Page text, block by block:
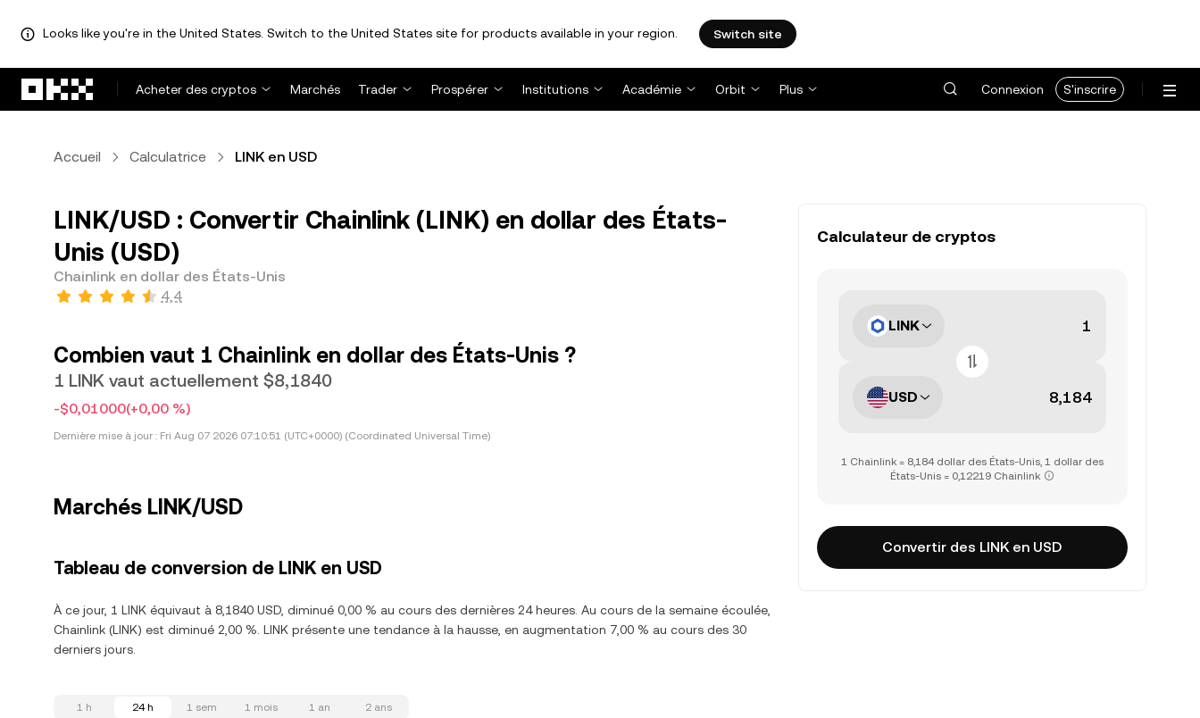
Looks like you're in the United States. Switch to the United States site for products available in your region. Switch site
Acheter des cryptos
Marchés Trader Prospérer Institutions Académie Orbit Plus Connexion S'inscrire
Accueil Calculatrice LINK en USD
LINK/USD : Convertir Chainlink (LINK) en dollar des États-
Unis (USD)
Chainlink en dollar des États-Unis
4,4
Combien vaut 1 Chainlink en dollar des États-Unis ?
1 LINK vaut actuellement $8,1840
-$0,01000(+0,00 %)
Dernière mise à jour : Fri Aug 07 2026 07:10:51 (UTC+0000) (Coordinated Universal Time)
Marchés LINK/USD
Tableau de conversion de LINK en USD
À ce jour, 1 LINK équivaut à 8,1840 USD, diminué 0,00 % au cours des dernières 24 heures. Au cours de la semaine écoulée,
Chainlink (LINK) est diminué 2,00 %. LINK présente une tendance à la hausse, en augmentation 7,00 % au cours des 30
derniers jours.
1 h 24 h 1 sem 1 mois 1 an 2 ans
Calculateur de cryptos
LINK
USD
1 Chainlink = 8,184 dollar des États-Unis, 1 dollar des
États-Unis = 0,12219 Chainlink
Convertir des LINK en USD